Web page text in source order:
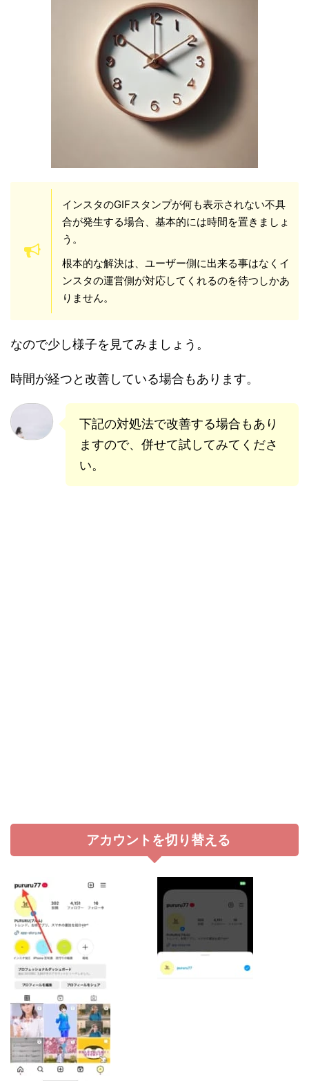
インスタのGIFスタンプが何も表示されない不具
合が発生する場合、基本的には時間を置きましょ
う。
根本的な解決は、ユーザー側に出来る事はなくイ
ンスタの運営側が対応してくれるのを待つしかあ
りません。
なので少し様子を見てみましょう。
時間が経つと改善している場合もあります。
下記の対処法で改善する場合もあり
ますので、併せて試してみてくださ
い。
アカウントを切り替える